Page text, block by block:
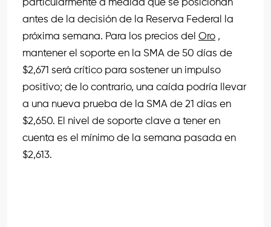
particularmente a medida que se posicionan
antes de la decisión de la Reserva Federal la
próxima semana. Para los precios del Oro ,
mantener el soporte en la SMA de 50 días de
$2,671 será crítico para sostener un impulso
positivo; de lo contrario, una caída podría llevar
a una nueva prueba de la SMA de 21 días en
$2,650. El nivel de soporte clave a tener en
cuenta es el mínimo de la semana pasada en
$2,613.